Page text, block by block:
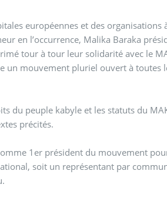
européennes et des organisations
en l’occurrence, Malika Baraka
tour à tour leur solidarité avec le
un mouvement pluriel ouvert à toutes
du peuple kabyle et les statuts du
précités.
1er président du mouvement
soit un représentant par